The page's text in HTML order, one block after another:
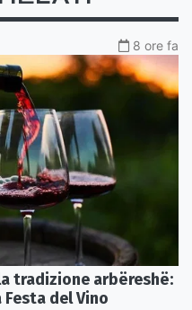
8 ore fa
tradizione arbëreshë:
del Vino